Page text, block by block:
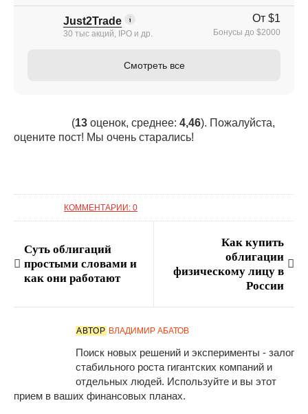
Just2Trade
30 тыс акций, IPO и др.
От $1
Бонусы до $2000
Смотреть все
(13 оценок, среднее: 4,46). Пожалуйста,
оцените пост! Мы очень старались!
КОММЕНТАРИИ: 0
Суть облигаций
простыми словами и
как они работают
Как купить
облигации
физическому лицу в
России
АВТОР ВЛАДИМИР АБАТОВ
Поиск новых решений и эксперименты - залог
стабильного роста гигантских компаний и
отдельных людей. Используйте и вы этот
прием в ваших финансовых планах.